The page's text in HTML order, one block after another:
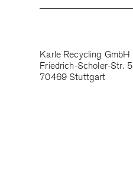
Karle Recycling GmbH
Friedrich-Scholer-Str. 5
70469 Stuttgart